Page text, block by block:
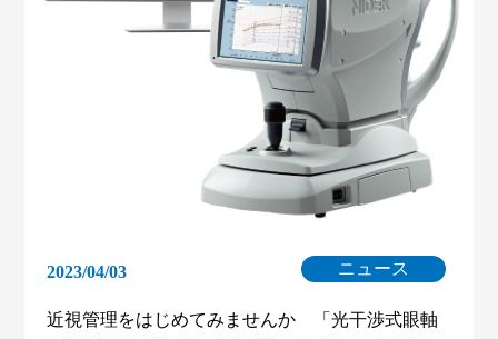
2023/04/03 ニュース
近視管理をはじめてみませんか 「光干渉式眼軸